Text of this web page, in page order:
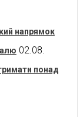
напрямок
02.08.
понад